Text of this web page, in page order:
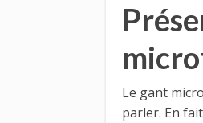
Le gant
parler. En